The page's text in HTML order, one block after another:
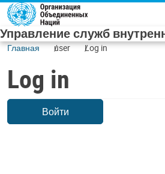
Skip to main content
Управление служб
Главная user Log in
Log in
Войти